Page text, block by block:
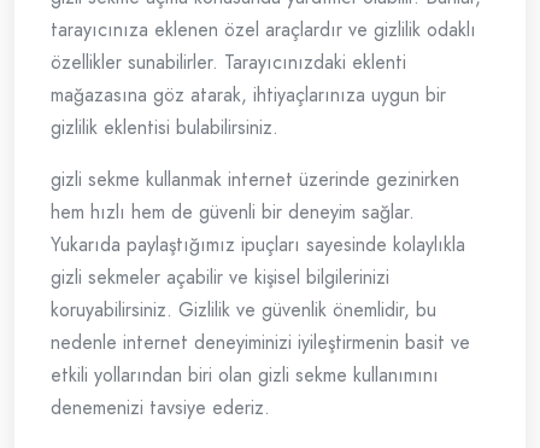
tarayıcınıza eklenen özel araçlardır ve gizlilik odaklı
özellikler sunabilirler. Tarayıcınızdaki eklenti
mağazasına göz atarak, ihtiyaçlarınıza uygun bir
gizlilik eklentisi bulabilirsiniz.
gizli sekme kullanmak internet üzerinde gezinirken
hem hızlı hem de güvenli bir deneyim sağlar.
Yukarıda paylaştığımız ipuçları sayesinde kolaylıkla
gizli sekmeler açabilir ve kişisel bilgilerinizi
koruyabilirsiniz. Gizlilik ve güvenlik önemlidir, bu
nedenle internet deneyiminizi iyileştirmenin basit ve
etkili yollarından biri olan gizli sekme kullanımını
denemenizi tavsiye ederiz.